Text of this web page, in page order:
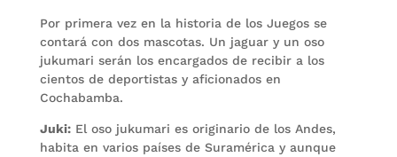
Por primera vez en la historia de los Juegos se
contará con dos mascotas. Un jaguar y un oso
jukumari serán los encargados de recibir a los
cientos de deportistas y aficionados en
Cochabamba.
Juki:El oso jukumari es originario de los Andes,
habita en varios países de Suramérica y aunque